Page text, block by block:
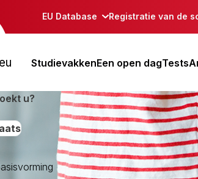
EU Database Registratie van de
StudievakkenEen open dagTests
u?